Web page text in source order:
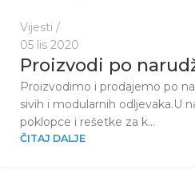
Vijesti
05 lis 2020
Proizvodi po
Proizvodimo i prodajemo po
sivih i modularnih odljevaka.U
poklopce i rešetke za k...
ČITAJ DALJE